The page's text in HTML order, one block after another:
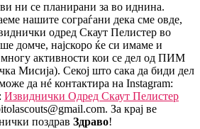
ни се планирани за во иднина.
нашите сограѓани дека сме овде,
одред Скаут Пелистер во
домче, најскоро ќе си имаме и
активности кои се дел од ПИМ
Мисија). Секој што сака да биди дел
да нé контактира на Instagram:
Извиднички Одред Скаут Пелистер
За крај ве
поздрав Здраво!